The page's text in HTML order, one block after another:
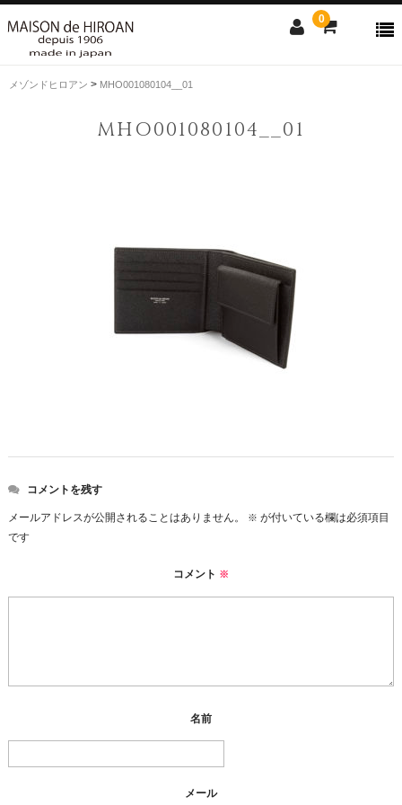
0
メゾンドヒロアン > MHO001080104__01
MHO001080104__01
コメントを残す
メールアドレスが公開されることはありません。 ※ が付いている欄は必須項目
です
コメント ※
名前
メール